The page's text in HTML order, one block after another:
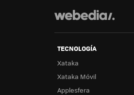
TECNOLOGÍA
Xataka
Xataka Móvil
Applesfera